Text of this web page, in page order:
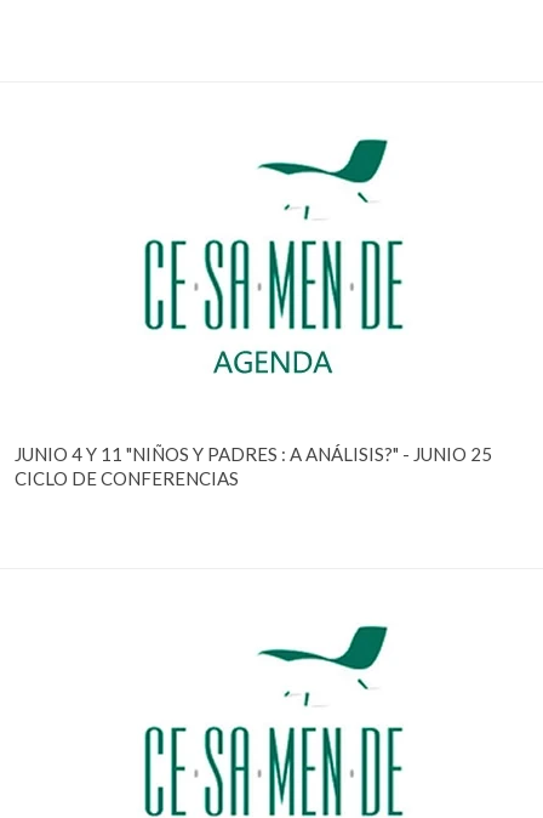
JUNIO 4 Y 11 "NIÑOS Y PADRES : A ANÁLISIS?" - JUNIO 25
CICLO DE CONFERENCIAS